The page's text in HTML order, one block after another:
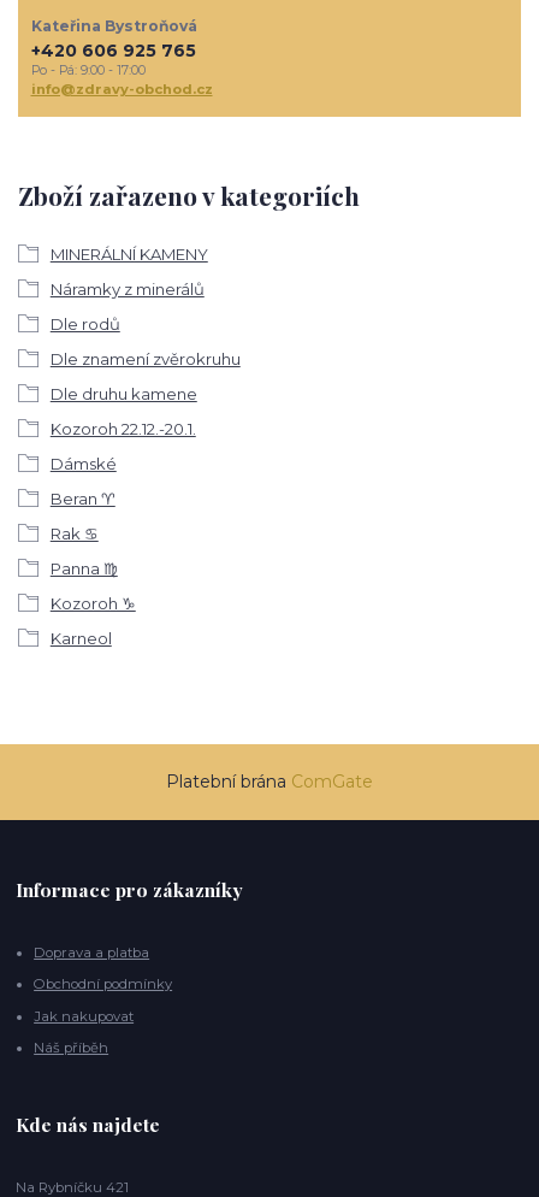
Zboží zařazeno v kategoriích
MINERÁLNÍ KAMENY
Náramky z minerálů
Dle rodů
Dle znamení zvěrokruhu
Dle druhu kamene
Kozoroh 22.12.-20.1.
Dámské
Beran ♈
Rak ♋
Panna ♍
Kozoroh ♑
Karneol
Kateřina Bystroňová
+420 606 925 765
Po - Pá: 9:00 - 17:00
info@zdravy-obchod.cz
Platební brána ComGate
Informace pro zákazníky
Doprava a platba
Obchodní podmínky
Jak nakupovat
Náš příběh
Kde nás najdete
Na Rybníčku 421